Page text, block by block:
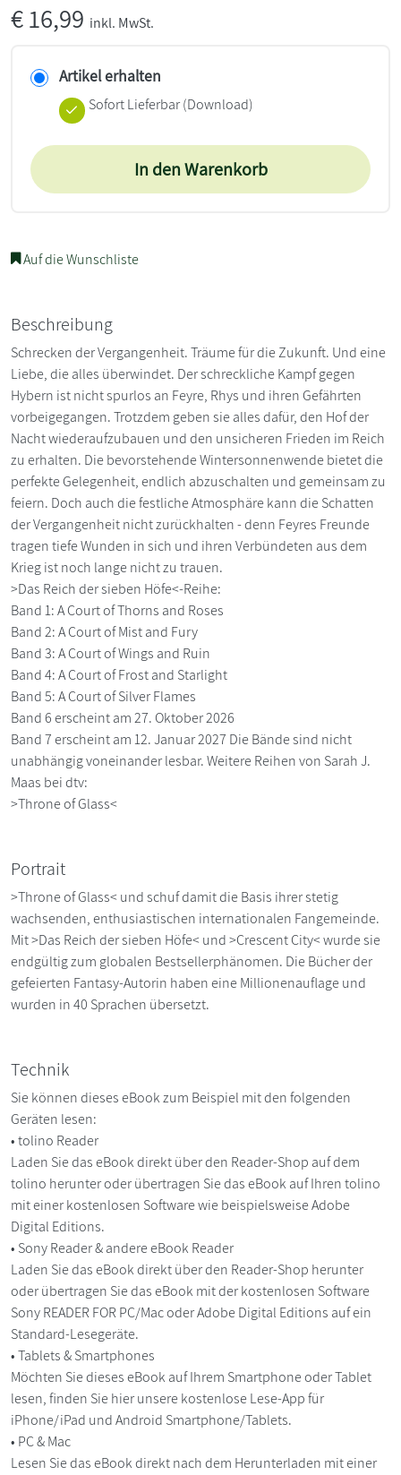
€16,99 inkl. MwSt.
Artikel erhalten
Sofort Lieferbar (Download)
In den Warenkorb
Auf die Wunschliste
Beschreibung
Schrecken der Vergangenheit. Träume für die Zukunft. Und eine
Liebe, die alles überwindet. Der schreckliche Kampf gegen
Hybern ist nicht spurlos an Feyre, Rhys und ihren Gefährten
vorbeigegangen. Trotzdem geben sie alles dafür, den Hof der
Nacht wiederaufzubauen und den unsicheren Frieden im Reich
zu erhalten. Die bevorstehende Wintersonnenwende bietet die
perfekte Gelegenheit, endlich abzuschalten und gemeinsam zu
feiern. Doch auch die festliche Atmosphäre kann die Schatten
der Vergangenheit nicht zurückhalten - denn Feyres Freunde
tragen tiefe Wunden in sich und ihren Verbündeten aus dem
Krieg ist noch lange nicht zu trauen.
>Das Reich der sieben Höfe<-Reihe:
Band 1: A Court of Thorns and Roses
Band 2: A Court of Mist and Fury
Band 3: A Court of Wings and Ruin
Band 4: A Court of Frost and Starlight
Band 5: A Court of Silver Flames
Band 6 erscheint am 27. Oktober 2026
Band 7 erscheint am 12. Januar 2027 Die Bände sind nicht
unabhängig voneinander lesbar. Weitere Reihen von Sarah J.
Maas bei dtv:
>Throne of Glass<
Portrait
>Throne of Glass< und schuf damit die Basis ihrer stetig
wachsenden, enthusiastischen internationalen Fangemeinde.
Mit >Das Reich der sieben Höfe< und >Crescent City< wurde sie
endgültig zum globalen Bestsellerphänomen. Die Bücher der
gefeierten Fantasy-Autorin haben eine Millionenauflage und
wurden in 40 Sprachen übersetzt.
Technik
Sie können dieses eBook zum Beispiel mit den folgenden
Geräten lesen:
• tolino Reader
Laden Sie das eBook direkt über den Reader-Shop auf dem
tolino herunter oder übertragen Sie das eBook auf Ihren tolino
mit einer kostenlosen Software wie beispielsweise Adobe
Digital Editions.
• Sony Reader & andere eBook Reader
Laden Sie das eBook direkt über den Reader-Shop herunter
oder übertragen Sie das eBook mit der kostenlosen Software
Sony READER FOR PC/Mac oder Adobe Digital Editions auf ein
Standard-Lesegeräte.
• Tablets & Smartphones
Möchten Sie dieses eBook auf Ihrem Smartphone oder Tablet
lesen, finden Sie hier unsere kostenlose Lese-App für
iPhone/iPad und Android Smartphone/Tablets.
• PC & Mac
Lesen Sie das eBook direkt nach dem Herunterladen mit einer